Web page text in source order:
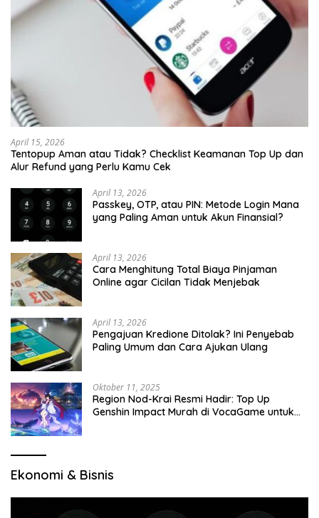
April 15, 2026
Tentopup Aman atau Tidak? Checklist Keamanan Top Up dan
Alur Refund yang Perlu Kamu Cek
April 13, 2026
Passkey, OTP, atau PIN: Metode Login Mana
yang Paling Aman untuk Akun Finansial?
April 13, 2026
Cara Menghitung Total Biaya Pinjaman
Online agar Cicilan Tidak Menjebak
April 13, 2026
Pengajuan Kredione Ditolak? Ini Penyebab
Paling Umum dan Cara Ajukan Ulang
Oktober 11, 2025
Region Nod-Krai Resmi Hadir: Top Up
Genshin Impact Murah di VocaGame untuk
Ekonomi & Bisnis